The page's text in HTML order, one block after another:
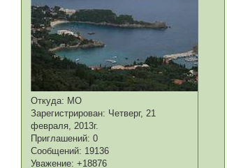
Откуда: МО
Зарегистрирован: Четверг, 21
февраля, 2013г.
Приглашений: 0
Сообщений: 19136
Уважение: +18876